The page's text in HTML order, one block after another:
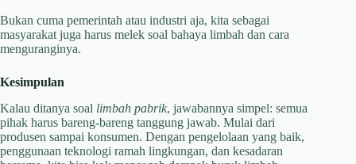
Bukan cuma pemerintah atau industri aja, kita sebagai
masyarakat juga harus melek soal bahaya limbah dan cara
menguranginya.
Kesimpulan
Kalau ditanya soal limbah pabrik, jawabannya simpel: semua
pihak harus bareng-bareng tanggung jawab. Mulai dari
produsen sampai konsumen. Dengan pengelolaan yang baik,
penggunaan teknologi ramah lingkungan, dan kesadaran